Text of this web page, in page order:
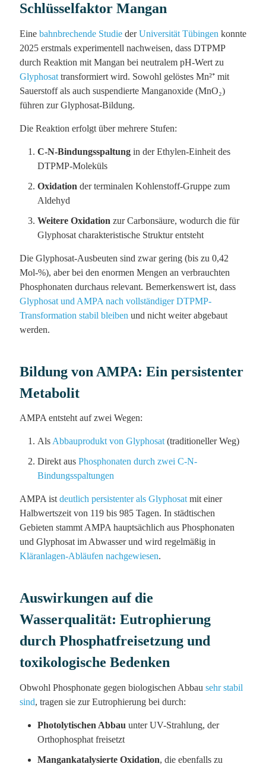
Schlüsselfaktor Mangan
Eine bahnbrechende Studie derUniversität Tübingen konnte
2025 erstmals experimentell nachweisen, dass DTPMP
durch Reaktion mit Mangan bei neutralem pH-Wert zu
Glyphosat transformiert wird. Sowohl gelöstes Mn²⁺ mit
Sauerstoff als auch suspendierte Manganoxide (MnO₂)
führen zur Glyphosat-Bildung.
Die Reaktion erfolgt über mehrere Stufen:
C-N-Bindungsspaltung in der Ethylen-Einheit des
DTPMP-Moleküls
Oxidation der terminalen Kohlenstoff-Gruppe zum
Aldehyd
Weitere Oxidation zur Carbonsäure, wodurch die für
Glyphosat charakteristische Struktur entsteht
Die Glyphosat-Ausbeuten sind zwar gering (bis zu 0,42
Mol-%), aber bei den enormen Mengen an verbrauchten
Phosphonaten durchaus relevant. Bemerkenswert ist, dass
Glyphosat und AMPA nach vollständiger DTPMP-
Transformation stabil bleiben und nicht weiter abgebaut
werden.
Bildung von AMPA: Ein persistenter
Metabolit
AMPA entsteht auf zwei Wegen:
Als Abbauprodukt von Glyphosat (traditioneller Weg)
Direkt aus Phosphonaten durch zwei C-N-
Bindungsspaltungen
AMPA ist deutlich persistenter als Glyphosat mit einer
Halbwertszeit von 119 bis 985 Tagen. In städtischen
Gebieten stammt AMPA hauptsächlich aus Phosphonaten
und Glyphosat im Abwasser und wird regelmäßig in
Kläranlagen-Abläufen nachgewiesen.
Auswirkungen auf die
Wasserqualität: Eutrophierung
durch Phosphatfreisetzung und
toxikologische Bedenken
Obwohl Phosphonate gegen biologischen Abbau sehr stabil
sind, tragen sie zur Eutrophierung bei durch:
Photolytischen Abbau unter UV-Strahlung, der
Orthophosphat freisetzt
Mangankatalysierte Oxidation, die ebenfalls zu